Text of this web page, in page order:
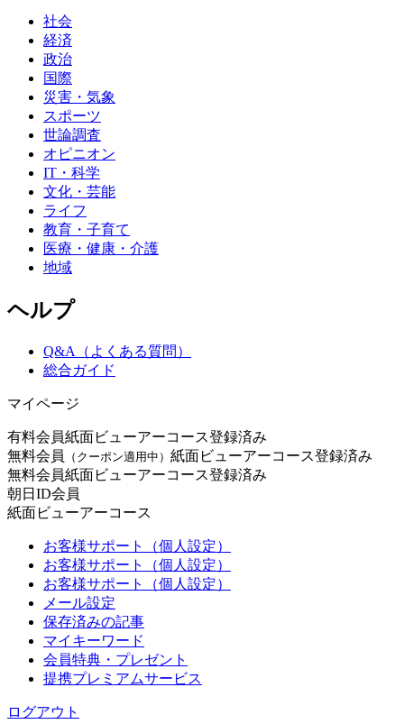
社会
経済
政治
国際
災害・気象
スポーツ
世論調査
オピニオン
IT・科学
文化・芸能
ライフ
教育・子育て
医療・健康・介護
地域
ヘルプ
Q&A（よくある質問）
総合ガイド
マイページ
有料会員紙面ビューアーコース登録済み
無料会員
（クーポン適用中） 紙面ビューアーコース登録済み
無料会員紙面ビューアーコース登録済み
朝日ID会員
紙面ビューアーコース
お客様サポート（個人設定）
お客様サポート（個人設定）
お客様サポート（個人設定）
メール設定
保存済みの記事
マイキーワード
会員特典・プレゼント
提携プレミアムサービス
ログアウト